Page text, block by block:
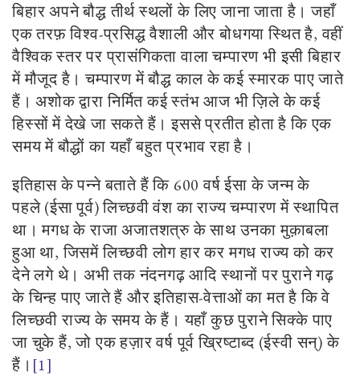
बिहार अपने बौद्ध तीर्थ स्थलों के लिए जाना जाता है। जहाँ
एक तरफ़ विश्व-प्रसिद्ध वैशाली और बोधगया स्थित है,वहीं
वैश्विक स्तर पर प्रासंगिकता वाला चम्पारण भी इसी बिहार
में मौजूद है। चम्पारण में बौद्ध काल के कई स्मारक पाए जाते
हैं। अशोक द्वारा निर्मित कई स्तंभ आज भी ज़िले के कई
हिस्सों में देखे जा सकते हैं। इससे प्रतीत होता है कि एक
समय में बौद्धों का यहाँ बहुत प्रभाव रहा है।
इतिहास के पन्ने बताते हैं कि 600 वर्ष ईसा के जन्म के
पहले(ईसा पूर्व) लिच्छवी वंश का राज्य चम्पारण में स्थापित
था। मगध के राजा अजातशत्रु के साथ उनका मुक़ाबला
हुआ था,जिसमें लिच्छवी लोग हार कर मगध राज्य को कर
देने लगे थे। अभी तक नंदनगढ़ आदि स्थानों पर पुराने गढ़
के चिन्ह पाए जाते हैं और इतिहास-वेत्ताओं का मत है कि वे
लिच्छवी राज्य के समय के हैं। यहाँ कुछ पुराने सिक्के पाए
जा चुके हैं,जो एक हज़ार वर्ष पूर्व ख्रिष्टाब्द (ईस्वी सन्) के
हैं। [1]